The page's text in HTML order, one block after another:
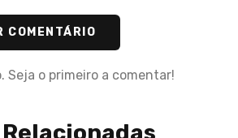
COMENTÁRIO
Seja o primeiro a comentar!